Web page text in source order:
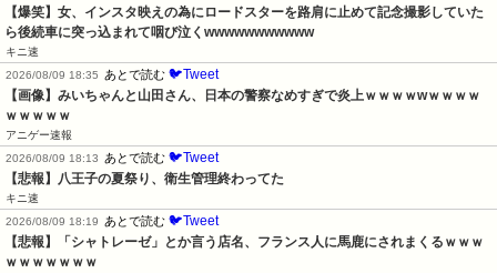
【爆笑】女、インスタ映えの為にロードスターを路肩に止めて記念撮影していた
ら後続車に突っ込まれて咽び泣くwwwwwwwwwww
キニ速
2026/08/09 18:35
あとで読む 🐦Tweet
【画像】みいちゃんと山田さん、日本の警察なめすぎで炎上ｗｗｗｗwｗｗｗｗ
ｗｗｗｗｗ
アニゲー速報
2026/08/09 18:13
あとで読む 🐦Tweet
【悲報】八王子の夏祭り、衛生管理終わってた
キニ速
2026/08/09 18:19
あとで読む 🐦Tweet
【悲報】「シャトレーゼ」とか言う店名、フランス人に馬鹿にされまくるｗｗｗ
ｗｗｗｗｗｗｗ